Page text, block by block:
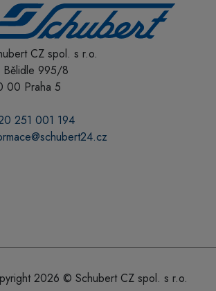
CZ spol. s r.o.
Bělidle 995/8
00 Praha 5
251 001 194
2026 © Schubert CZ spol. s r.o.